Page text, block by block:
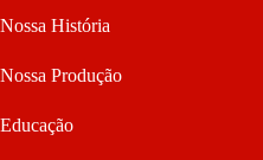
Nossa História
Nossa Produção
Educação